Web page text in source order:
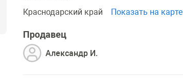
Краснодарский край
Показать на карте
Продавец
Александр И.